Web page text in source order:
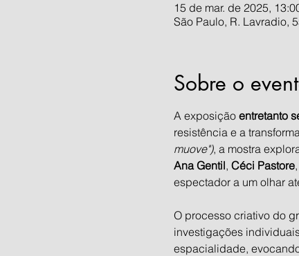
15 de mar. de 2025,
São Paulo, R. Lavradio,
Sobre o
A exposição entretanto
resistência e a
muove"), a mostra
Ana Gentil, Céci Pastore,
espectador a um olhar
O processo criativo do
investigações
espacialidade,